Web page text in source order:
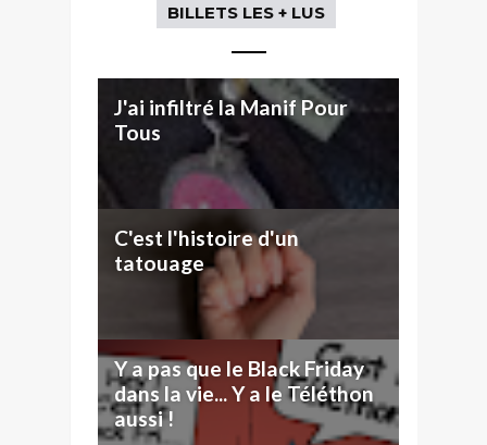
BILLETS LES + LUS
J'ai infiltré la Manif Pour
Tous
C'est l'histoire d'un
tatouage
Y a pas que le Black Friday
dans la vie... Y a le Téléthon
aussi !